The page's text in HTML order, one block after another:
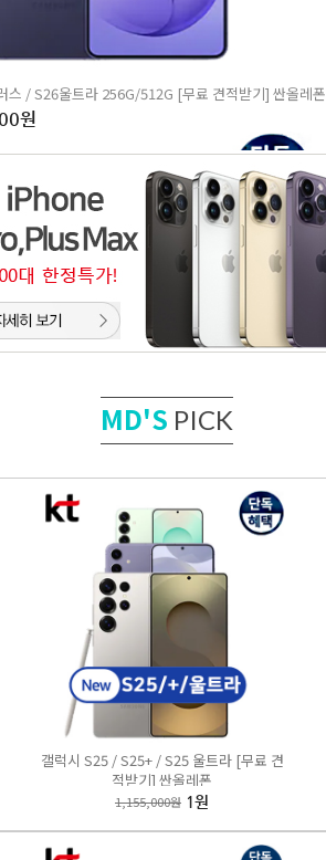
스 / S26울트라 256G/512G [무료 견적받기] 싼올레폰
원
S25 울트라 [무료 견적받기] 싼올레폰
MD'S PICK
갤럭시 S25 / S25+ / S25 울트라 [무료 견
적받기] 싼올레폰
1,155,000원 1원